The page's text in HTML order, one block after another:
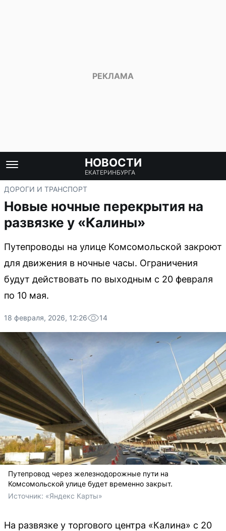
НОВОСТИ
ЕКАТЕРИНБУРГА
ДОРОГИ И ТРАНСПОРТ
Новые ночные перекрытия на
развязке у «Калины»
Путепроводы на улице Комсомольской закроют
для движения в ночные часы. Ограничения
будут действовать по выходным с 20 февраля
по 10 мая.
18 февраля, 2026, 12:26 14
Путепровод через железнодорожные пути на
Комсомольской улице будет временно закрыт.
Источник: «Яндекс Карты»
На развязке у торгового центра «Калина» с 20